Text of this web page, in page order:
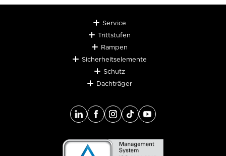
Service
Trittstufen
Rampen
Sicherheitselemente
Schutz
Dachträger